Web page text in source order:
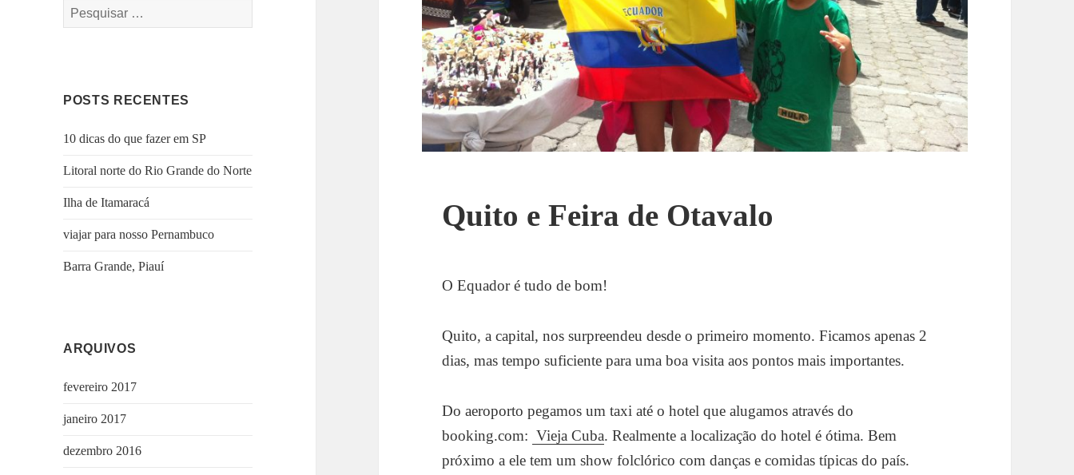
Pesquisar
por:
POSTS RECENTES
10 dicas do que fazer em SP
Litoral norte do Rio Grande do Norte
Ilha de Itamaracá
viajar para nosso Pernambuco
Barra Grande, Piauí
ARQUIVOS
fevereiro 2017
janeiro 2017
dezembro 2016
Quito e Feira de Otavalo
O Equador é tudo de bom!
Quito, a capital, nos surpreendeu desde o primeiro momento. Ficamos apenas 2
dias, mas tempo suficiente para uma boa visita aos pontos mais importantes.
Do aeroporto pegamos um taxi até o hotel que alugamos através do
booking.com: Vieja Cuba. Realmente a localização do hotel é ótima. Bem
próximo a ele tem um show folclórico com danças e comidas típicas do país.